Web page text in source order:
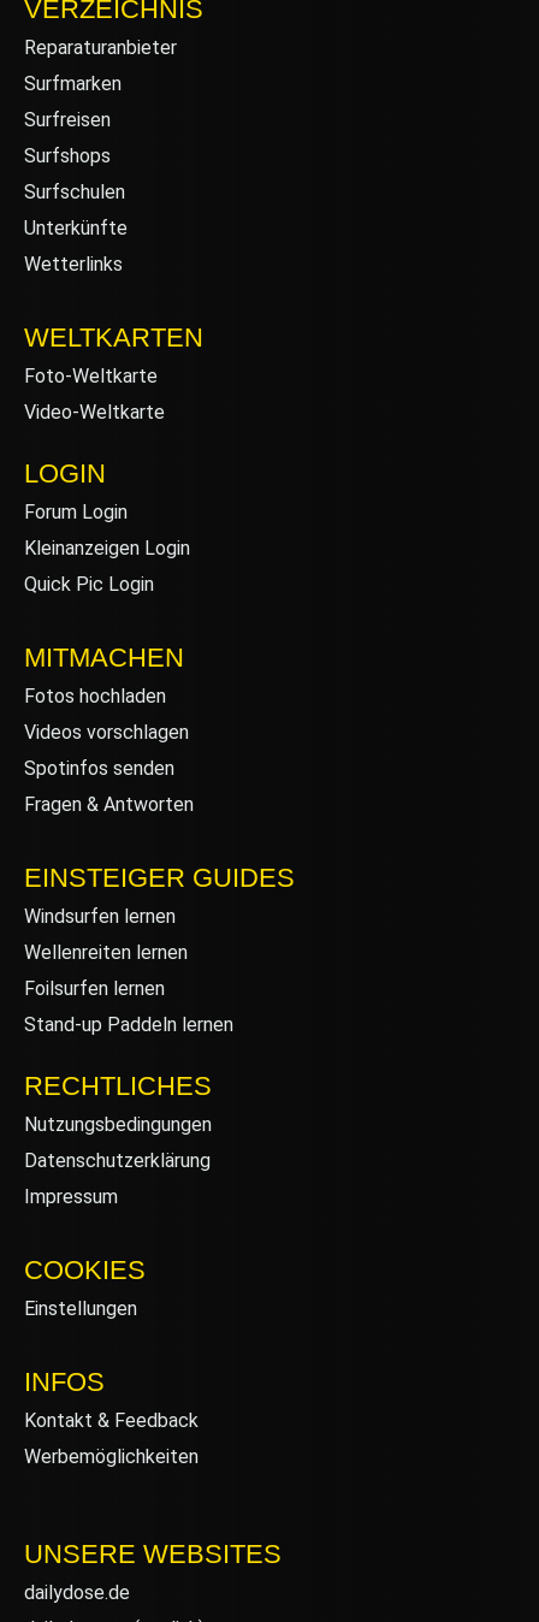
VERZEICHNIS
Reparaturanbieter
Surfmarken
Surfreisen
Surfshops
Surfschulen
Unterkünfte
Wetterlinks
WELTKARTEN
Foto-Weltkarte
Video-Weltkarte
LOGIN
Forum Login
Kleinanzeigen Login
Quick Pic Login
MITMACHEN
Fotos hochladen
Videos vorschlagen
Spotinfos senden
Fragen & Antworten
EINSTEIGER GUIDES
Windsurfen lernen
Wellenreiten lernen
Foilsurfen lernen
Stand-up Paddeln lernen
RECHTLICHES
Nutzungsbedingungen
Datenschutzerklärung
Impressum
COOKIES
Einstellungen
INFOS
Kontakt & Feedback
Werbemöglichkeiten
UNSERE WEBSITES
dailydose.de